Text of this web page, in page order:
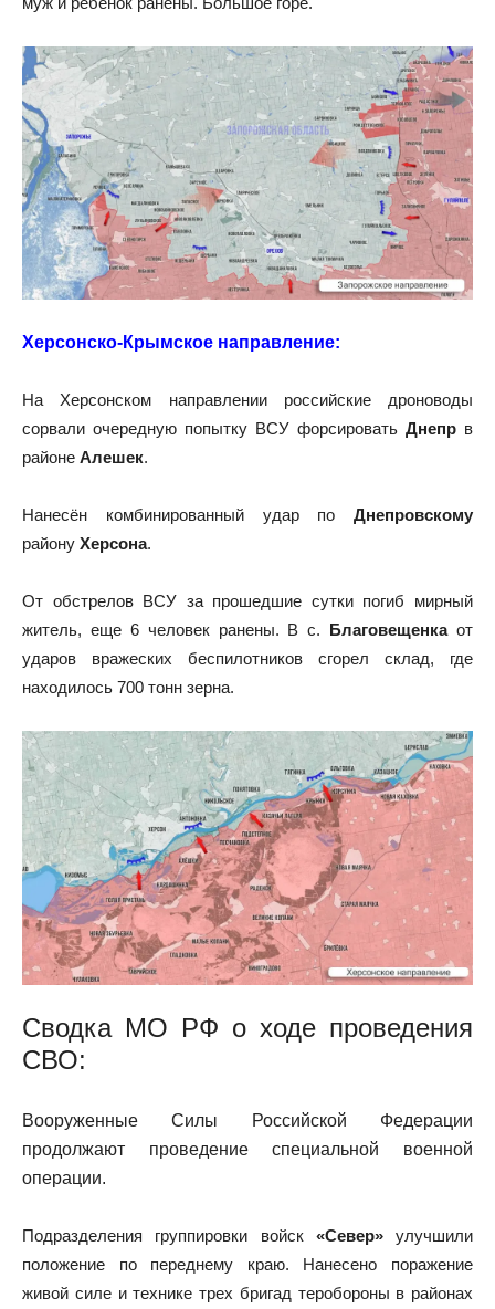
Херсонско-Крымское направление:
На Херсонском направлении российские дроноводы
сорвали очередную попытку ВСУ форсировать Днепр в
районе Алешек.
Нанесён комбинированный удар по Днепровскому
району Херсона.
От обстрелов ВСУ за прошедшие сутки погиб мирный
житель, еще 6 человек ранены. В с. Благовещенкаот
ударов вражеских беспилотников сгорел склад, где
находилось 700 тонн зерна.
Сводка МО РФ о ходе проведения
СВО:
Вооруженные Силы Российской Федерации
продолжают проведение специальной военной
операции.
Подразделения группировки войск «Север»улучшили
положение по переднему краю. Нанесено поражение
живой силе и технике трех бригад теробороны в районах